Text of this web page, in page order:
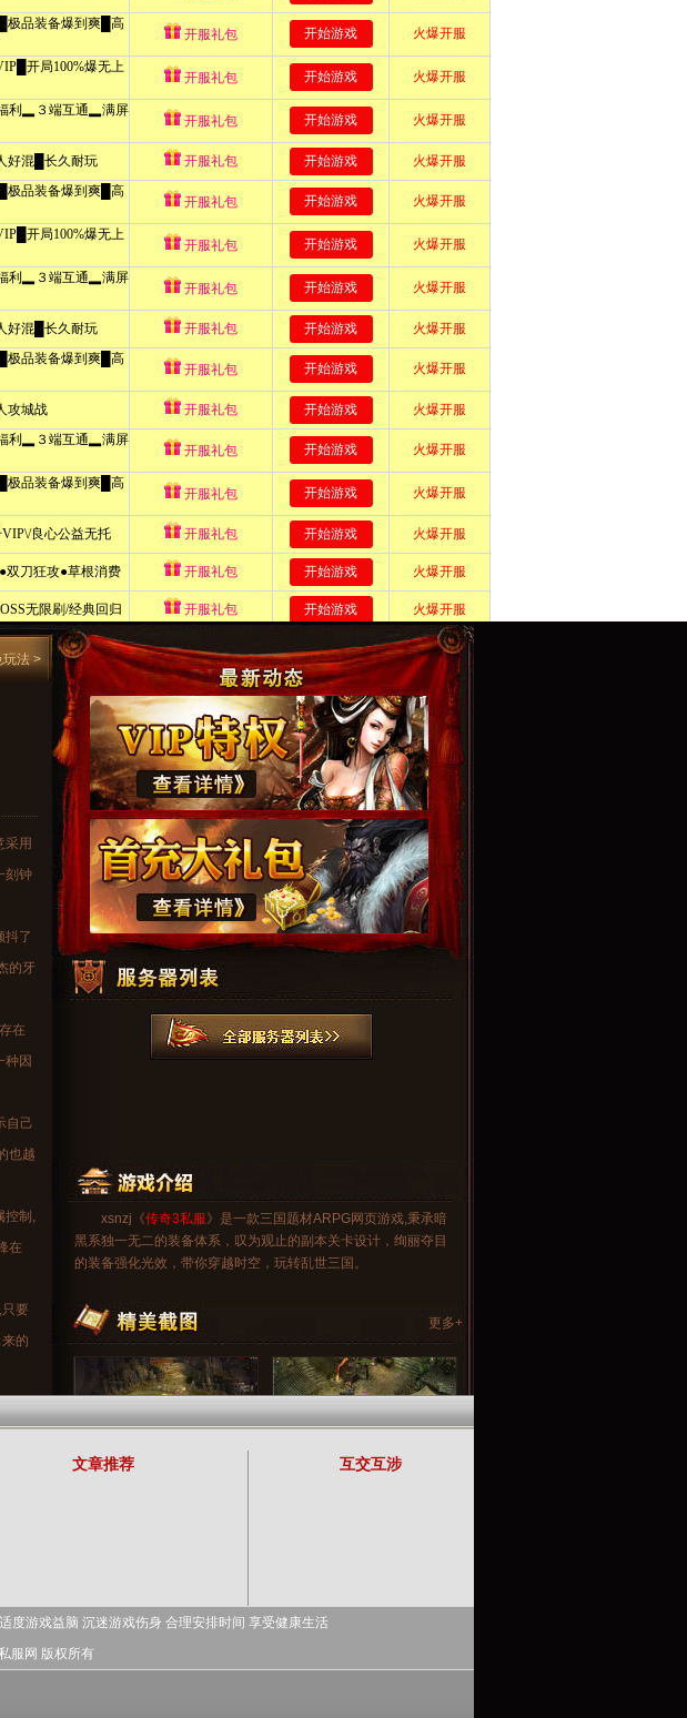
xsnzj《传奇3私服》是一款三国题材ARPG网页游戏,秉承暗
黑系独一无二的装备体系，叹为观止的副本关卡设计，绚丽夺目
的装备强化光效，带你穿越时空，玩转乱世三国。
更多+
玩法>
采用
刻钟
抖了
的牙
在
种因
自己
也越
控制,
在
要
的
甚至
快的
成
文章推荐 互交互涉
度游戏益脑 沉迷游戏伤身 合理安排时间 享受健康生活
服网 版权所有